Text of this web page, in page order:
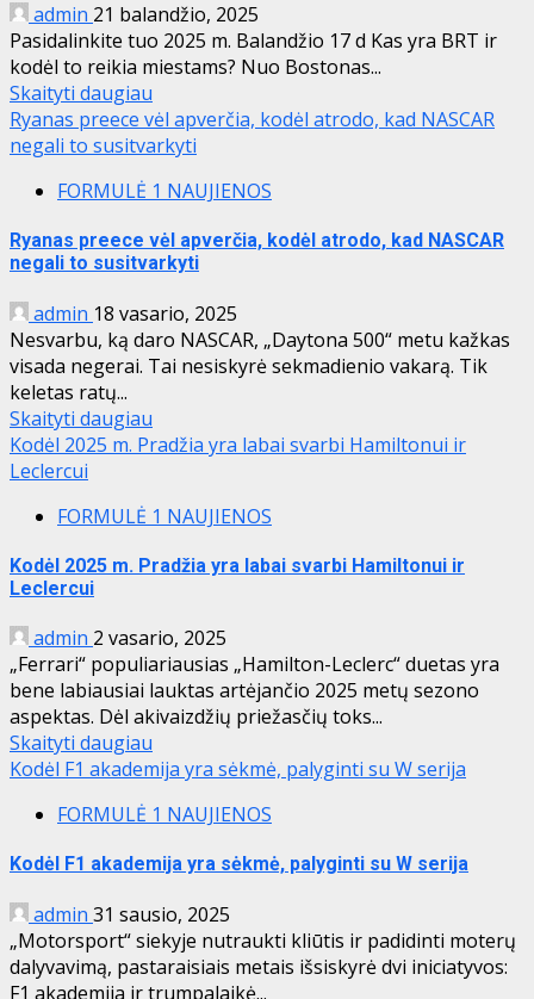
admin 21 balandžio, 2025
Pasidalinkite tuo 2025 m. Balandžio 17 d Kas yra BRT ir
kodėl to reikia miestams? Nuo Bostonas...
Skaityti daugiau
Ryanas preece vėl apverčia, kodėl atrodo, kad NASCAR
negali to susitvarkyti
FORMULĖ 1 NAUJIENOS
Ryanas preece vėl apverčia, kodėl atrodo, kad NASCAR
negali to susitvarkyti
admin 18 vasario, 2025
Nesvarbu, ką daro NASCAR, „Daytona 500“ metu kažkas
visada negerai. Tai nesiskyrė sekmadienio vakarą. Tik
keletas ratų...
Skaityti daugiau
Kodėl 2025 m. Pradžia yra labai svarbi Hamiltonui ir
Leclercui
FORMULĖ 1 NAUJIENOS
Kodėl 2025 m. Pradžia yra labai svarbi Hamiltonui ir
Leclercui
admin 2 vasario, 2025
„Ferrari“ populiariausias „Hamilton-Leclerc“ duetas yra
bene labiausiai lauktas artėjančio 2025 metų sezono
aspektas. Dėl akivaizdžių priežasčių toks...
Skaityti daugiau
Kodėl F1 akademija yra sėkmė, palyginti su W serija
FORMULĖ 1 NAUJIENOS
Kodėl F1 akademija yra sėkmė, palyginti su W serija
admin 31 sausio, 2025
„Motorsport“ siekyje nutraukti kliūtis ir padidinti moterų
dalyvavimą, pastaraisiais metais išsiskyrė dvi iniciatyvos:
F1 akademija ir trumpalaikė...